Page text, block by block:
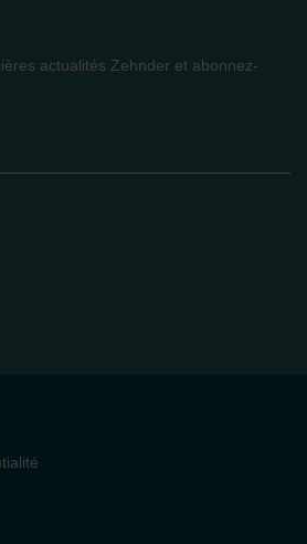
actualités Zehnder et abonnez-